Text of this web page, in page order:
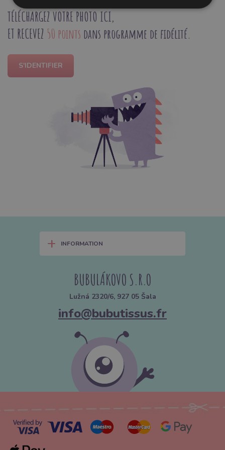
TÉLÉCHARGEZ VOTRE PHOTO ICI,
ET RECEVEZ 50 points dans programme de fidélité.
S'IDENTIFIER
+ INFORMATION
BUBULÁKOVO S.R.O
Lužná 2320/6, 927 05 Šala
info@bubutissus.fr